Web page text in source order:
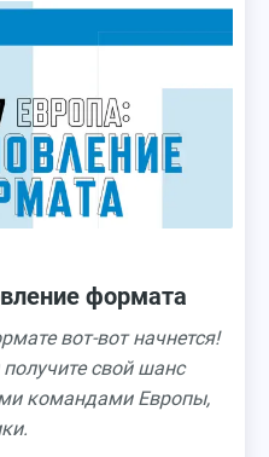
формата
вот-вот начнется!
получите свой шанс
командами Европы,